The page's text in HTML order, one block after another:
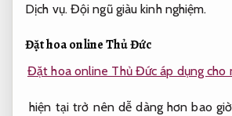
Dịch vụ. Đội ngũ giàu kinh nghiệm.
Đặt hoa online Thủ Đức
Đặt hoa online Thủ Đức áp dụng cho
hiện tại trở nên dễ dàng hơn bao